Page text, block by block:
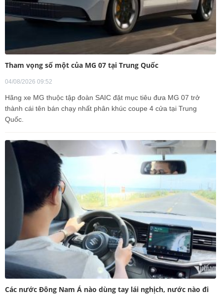
Tham vọng số một của MG 07 tại Trung Quốc
04/08/2026 09:52
Hãng xe MG thuộc tập đoàn SAIC đặt mục tiêu đưa MG 07 trở
thành cái tên bán chạy nhất phân khúc coupe 4 cửa tại Trung
Quốc.
Các nước Đông Nam Á nào dùng tay lái nghịch, nước nào đi